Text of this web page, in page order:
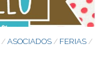
/ ASOCIADOS / FERIAS /